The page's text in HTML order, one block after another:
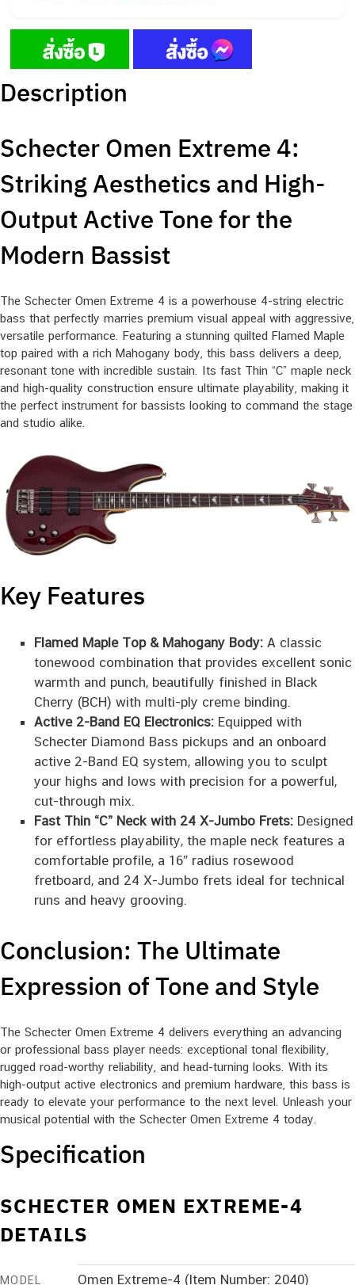
Description
Schecter Omen Extreme 4:
Striking Aesthetics and High-
Output Active Tone for the
Modern Bassist
The Schecter Omen Extreme 4 is a powerhouse 4-string electric
bass that perfectly marries premium visual appeal with aggressive,
versatile performance. Featuring a stunning quilted Flamed Maple
top paired with a rich Mahogany body, this bass delivers a deep,
resonant tone with incredible sustain. Its fast Thin “C” maple neck
and high-quality construction ensure ultimate playability, making it
the perfect instrument for bassists looking to command the stage
and studio alike.
Key Features
Flamed Maple Top & Mahogany Body:A classic
tonewood combination that provides excellent sonic
warmth and punch, beautifully finished in Black
Cherry (BCH) with multi-ply creme binding.
Active 2-Band EQ Electronics:Equipped with
Schecter Diamond Bass pickups and an onboard
active 2-Band EQ system, allowing you to sculpt
your highs and lows with precision for a powerful,
cut-through mix.
Fast Thin “C” Neck with 24 X-Jumbo Frets:Designed
for effortless playability, the maple neck features a
comfortable profile, a 16″ radius rosewood
fretboard, and 24 X-Jumbo frets ideal for technical
runs and heavy grooving.
Conclusion: The Ultimate
Expression of Tone and Style
The Schecter Omen Extreme 4 delivers everything an advancing
or professional bass player needs: exceptional tonal flexibility,
rugged road-worthy reliability, and head-turning looks. With its
high-output active electronics and premium hardware, this bass is
ready to elevate your performance to the next level. Unleash your
musical potential with the Schecter Omen Extreme 4 today.
Specification
SCHECTER OMEN EXTREME-4
DETAILS
MODEL Omen Extreme-4 (Item Number: 2040)